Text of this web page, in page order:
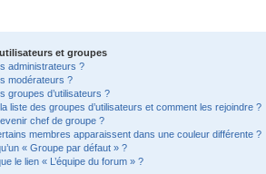
et groupes
administrateurs ?
modérateurs ?
groupes d’utilisateurs ?
liste des groupes d’utilisateurs et comment les rejoindre ?
chef de groupe ?
membres apparaissent dans une couleur différente ?
« Groupe par défaut » ?
le lien « L’équipe du forum » ?